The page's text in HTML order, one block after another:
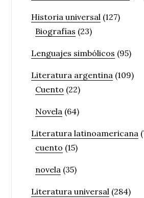
Historia universal (127)
Biografías (23)
Lenguajes simbólicos (95)
Literatura argentina (109)
Cuento (22)
Novela (64)
Literatura latinoamericana
cuento (15)
novela (35)
Literatura universal (284)